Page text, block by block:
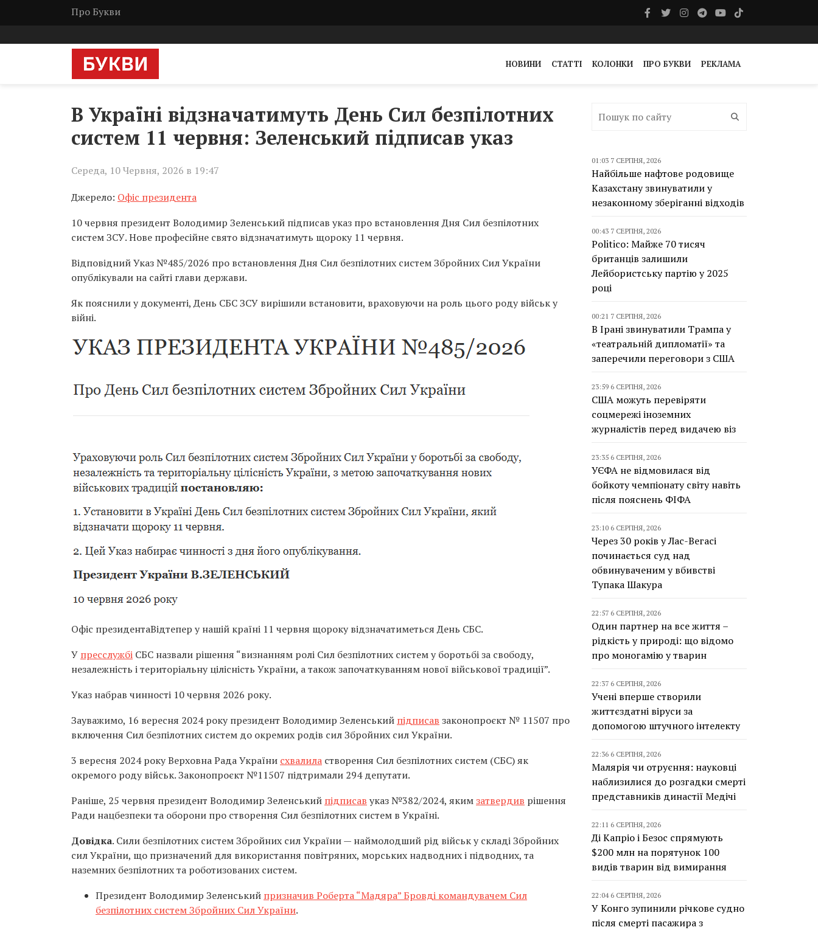
Про Букви
НОВИНИ СТАТТІ КОЛОНКИ ПРО БУКВИ РЕКЛАМА
В Україні відзначатимуть День Сил безпілотних
систем 11 червня: Зеленський підписав указ
Середа, 10 Червня, 2026 в 19:47
Джерело: Офіс президента
10 червня президент Володимир Зеленський підписав указ про встановлення Дня Сил безпілотних
систем ЗСУ. Нове професійне свято відзначатимуть щороку 11 червня.
Відповідний Указ №485/2026 про встановлення Дня Сил безпілотних систем Збройних Сил України
опублікували на сайті глави держави.
Як пояснили у документі, День СБС ЗСУ вирішили встановити, враховуючи на роль цього роду військ у
війні.
Офіс президентаВідтепер у нашій країні 11 червня щороку відзначатиметься День СБС.
У пресслужбі СБС назвали рішення “визнанням ролі Сил безпілотних систем у боротьбі за свободу,
незалежність і територіальну цілісність України, а також започаткуванням нової військової традиції”.
Указ набрав чинності 10 червня 2026 року.
Зауважимо, 16 вересня 2024 року президент Володимир Зеленський підписав законопроєкт № 11507 про
включення Сил безпілотних систем до окремих родів сил Збройних сил України.
3 вересня 2024 року Верховна Рада України схвалила створення Сил безпілотних систем (СБС) як
окремого роду військ. Законопроєкт №11507 підтримали 294 депутати.
Раніше, 25 червня президент Володимир Зеленський підписав указ №382/2024, якимзатвердив рішення
Ради нацбезпеки та оборони про створення Сил безпілотних систем в Україні.
Довідка. Сили безпілотних систем Збройних сил України — наймолодший рід військ у складі Збройних
сил України, що призначений для використання повітряних, морських надводних і підводних, та
наземних безпілотних та роботизованих систем.
Президент Володимир Зеленський призначив Роберта “Мадяра” Бровді командувачем Сил
безпілотних систем Збройних Сил України.
01:03 7 СЕРПНЯ, 2026
Найбільше нафтове родовище
Казахстану звинуватили у
незаконному зберіганні відходів
00:43 7 СЕРПНЯ, 2026
Politico: Майже 70 тисяч
британців залишили
Лейбористську партію у 2025
році
00:21 7 СЕРПНЯ, 2026
В Ірані звинуватили Трампа у
«театральній дипломатії» та
заперечили переговори з США
23:59 6 СЕРПНЯ, 2026
США можуть перевіряти
соцмережі іноземних
журналістів перед видачею віз
23:35 6 СЕРПНЯ, 2026
УЄФА не відмовилася від
бойкоту чемпіонату світу навіть
після пояснень ФІФА
23:10 6 СЕРПНЯ, 2026
Через 30 років у Лас-Вегасі
починається суд над
обвинуваченим у вбивстві
Тупака Шакура
22:57 6 СЕРПНЯ, 2026
Один партнер на все життя –
рідкість у природі: що відомо
про моногамію у тварин
22:37 6 СЕРПНЯ, 2026
Учені вперше створили
життєздатні віруси за
допомогою штучного інтелекту
22:36 6 СЕРПНЯ, 2026
Малярія чи отруєння: науковці
наблизилися до розгадки смерті
представників династії Медічі
22:11 6 СЕРПНЯ, 2026
Ді Капріо і Безос спрямують
$200 млн на порятунок 100
видів тварин від вимирання
22:04 6 СЕРПНЯ, 2026
У Конго зупинили річкове судно
після смерті пасажира з